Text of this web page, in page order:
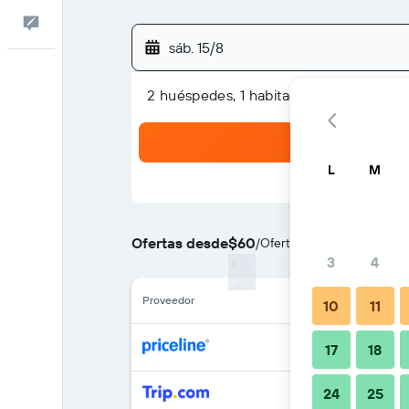
Comentarios
sáb. 15/8
2 huéspedes, 1 habitación
Ofertas desde$60/Oferta más barata de
Proveedor
L M
3 4
10 11
17 18
24 25